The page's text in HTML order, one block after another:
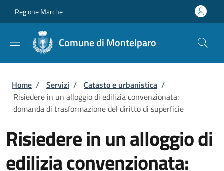
Regione Marche
Comune di Montelparo
Briciole di pane
Home / Servizi / Catasto e urbanistica /
Risiedere in un alloggio di edilizia convenzionata:
domanda di trasformazione del diritto di superficie
Risiedere in un alloggio di
edilizia convenzionata: